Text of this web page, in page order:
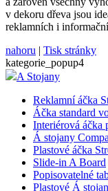
v dekoru dřeva jsou
reklamních i
nahoru | Tisk stránky
kategorie_popup4
A Stojany
Reklamní áčka
Áčka standard
Interiérová áčka
Á stojany
Plastové áčka
Slide-in A Board
Popisovatelné
Plastové Á